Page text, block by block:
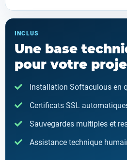
INCLUS
Une base
pour votre
Installation Softaculous en
Certificats SSL
Sauvegardes multiples et
Assistance technique